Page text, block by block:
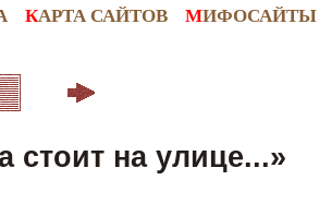
КАРТА САЙТОВ МИФОСАЙТЫ
стоит на улице...»